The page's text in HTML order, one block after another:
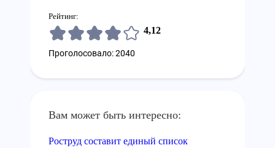
Рейтинг:
4,12
Проголосовало: 2040
Вам может быть интересно:
Роструд составит единый список